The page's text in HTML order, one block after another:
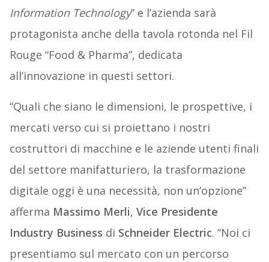
Information Technology” e l’azienda sarà
protagonista anche della tavola rotonda nel Fil
Rouge “Food & Pharma”, dedicata
all’innovazione in questi settori.
“Quali che siano le dimensioni, le prospettive, i
mercati verso cui si proiettano i nostri
costruttori di macchine e le aziende utenti finali
del settore manifatturiero, la trasformazione
digitale oggi è una necessità, non un’opzione”
afferma Massimo Merli, Vice Presidente
Industry Business di Schneider Electric. “Noi ci
presentiamo sul mercato con un percorso